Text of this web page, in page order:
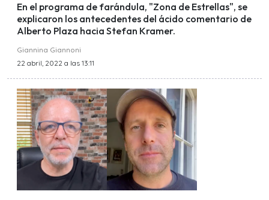
En el programa de farándula, "Zona de Estrellas", se
explicaron los antecedentes del ácido comentario de
Alberto Plaza hacia Stefan Kramer.
Giannina Giannoni
22 abril, 2022 a las 13:11